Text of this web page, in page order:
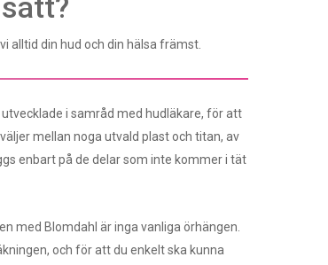
alltid din hud och din hälsa främst.
i samråd med hudläkare, för att
mellan noga utvald plast och titan, av
enbart på de delar som inte kommer i tät
med Blomdahl är inga vanliga örhängen.
och för att du enkelt ska kunna